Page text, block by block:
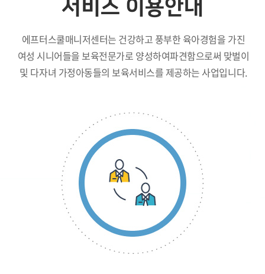
서비스 이용안내
에프터스쿨매니저센터는 건강하고 풍부한 육아경험을 가진
여성 시니어들을 보육전문가로 양성하여파견함으로써 맞벌이
및 다자녀 가정아동들의 보육서비스를 제공하는 사업입니다.